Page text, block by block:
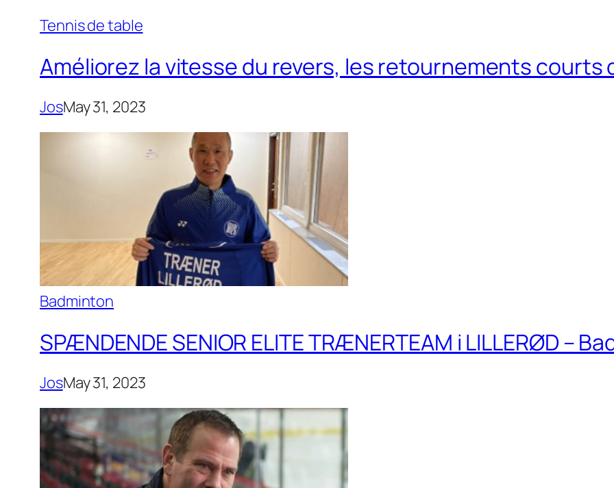
Tennis de table
Améliorez la vitesse du revers, les retournements courts
JosMay 31, 2023
Badminton
SPÆNDENDE SENIOR ELITE TRÆNERTEAM i LILLERØD –
JosMay 31, 2023